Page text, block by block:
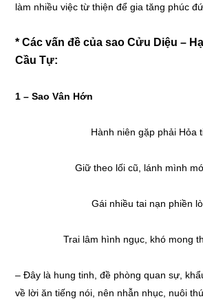
làm nhiều việc từ thiện để gia tăng phúc
* Các vấn đề của sao Cửu Diệu –
Cầu Tự:
1 – Sao Vân Hớn
Hành niên gặp phải Hỏa
Giữ theo lối cũ, lánh mình
Gái nhiều tai nạn phiền
Trai lâm hình ngục, khó mong
– Đây là hung tinh, đề phòng quan sự,
về lời ăn tiếng nói, nên nhẫn nhục, nuôi